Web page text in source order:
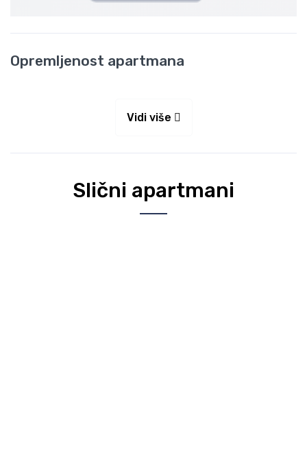
Opremljenost apartmana
Vidi više
Slični apartmani